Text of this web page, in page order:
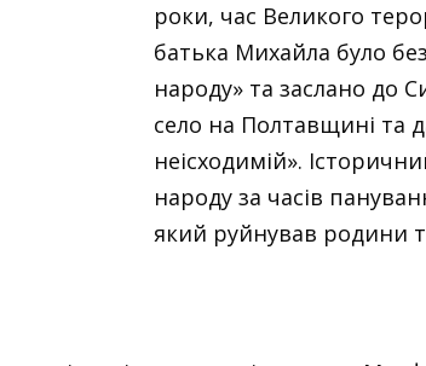
роки, час Великого
батька Михайла було
народу» та заслано до
село на Полтавщині та
неісходимій».
народу за часів
який руйнував родини